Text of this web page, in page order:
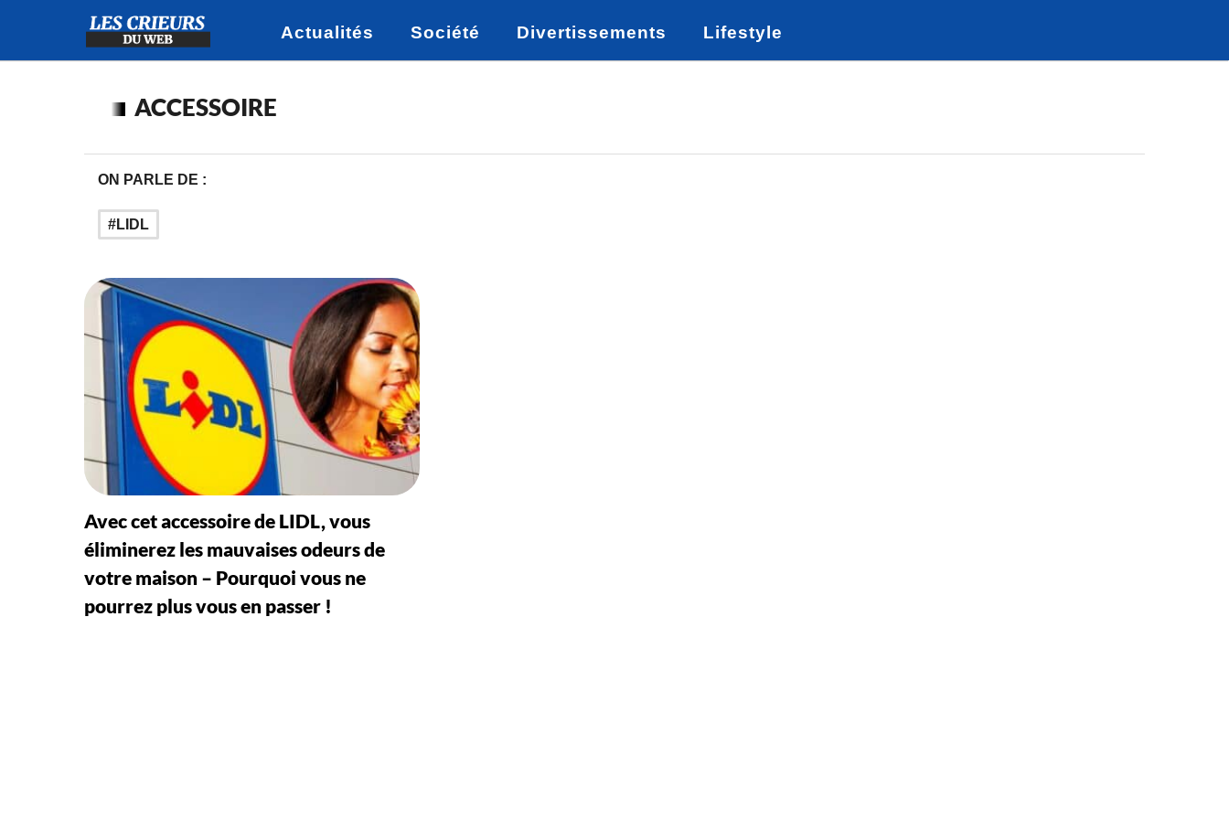
Actualités Société Divertissements Lifestyle
ACCESSOIRE
ON PARLE DE :
LIDL
Avec cet accessoire de LIDL, vous
éliminerez les mauvaises odeurs de
votre maison – Pourquoi vous ne
pourrez plus vous en passer !